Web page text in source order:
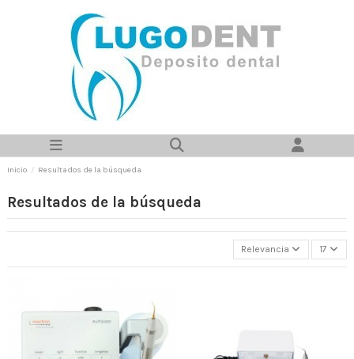
Inicio Resultados de la búsqueda
Resultados de la búsqueda
Relevancia 17